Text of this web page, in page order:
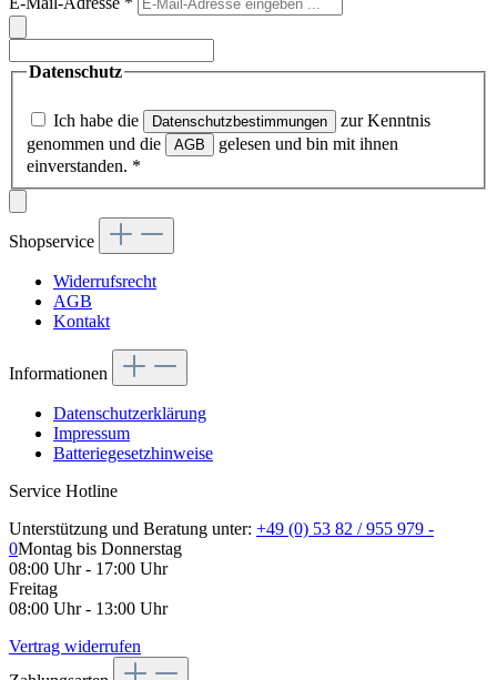
Datenschutz
Ich habe die Datenschutzbestimmungen
zur Kenntnis
genommen und die
AGB
gelesen und bin mit ihnen
einverstanden. *
Shopservice
Widerrufsrecht
AGB
Kontakt
Informationen
Datenschutzerklärung
Impressum
Batteriegesetzhinweise
Service Hotline
Unterstützung und Beratung unter: +49 (0) 53 82 / 955 979 -
0Montag bis Donnerstag
08:00 Uhr - 17:00 Uhr
Freitag
08:00 Uhr - 13:00 Uhr
Vertrag widerrufen